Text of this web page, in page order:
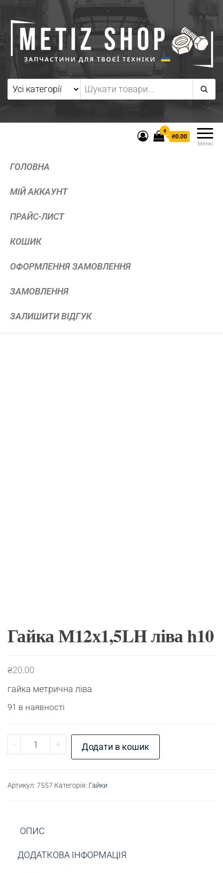
Меню
0
₴0.00
ГОЛОВНА
МІЙ АККАУНТ
ПРАЙС-ЛИСТ
КОШИК
ОФОРМЛЕННЯ ЗАМОВЛЕННЯ
ЗАМОВЛЕННЯ
ЗАЛИШИТИ ВІДГУК
Гайка М12х1,5LH ліва h10
₴20.00
гайка метрична ліва
91 в наявності
- Гайка М12х1,5LH ліва h10 кількість
+ Додати в кошик
Артикул: 7557 Категорія: Гайки
ОПИС
ДОДАТКОВА ІНФОРМАЦІЯ